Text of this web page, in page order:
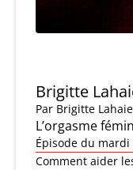
Brigitte
Par Brigitte Lahaie
L’orgasme
Épisode du
Comment aider